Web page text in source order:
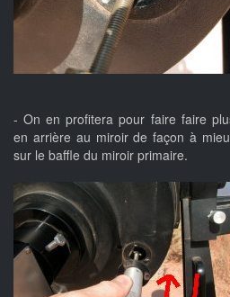
- On en profitera pour faire faire
en arrière au miroir de façon à
sur le baffle du miroir primaire.